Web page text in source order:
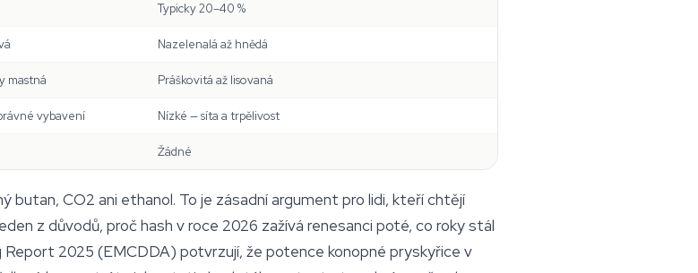
Typicky 20–40 %
Nazelenalá až hnědá
mastná Práškovitá až lisovaná
vybavení Nízké — síta a trpělivost
Žádné
CO2 ani ethanol. To je zásadní argument pro lidi, kteří chtějí
z důvodů, proč hash v roce 2026 zažívá renesanci poté, co roky stál
2025 (EMCDDA) potvrzují, že potence konopné pryskyřice v